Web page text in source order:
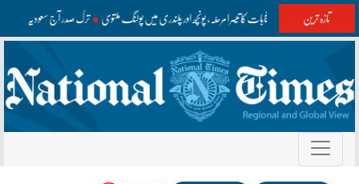
تازہ ترین آزاد کشمیر انتخابات کا تیسرا مرحلہ، پونچھ اور پلندری میں پولنگ ملتوی ترک صدر آج سعودیہ